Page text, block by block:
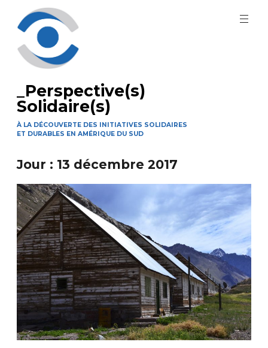
au
contenu
principal
_Perspective(s)
Solidaire(s)
À LA DÉCOUVERTE DES INITIATIVES SOLIDAIRES
ET DURABLES EN AMÉRIQUE DU SUD
Jour : 13 décembre 2017